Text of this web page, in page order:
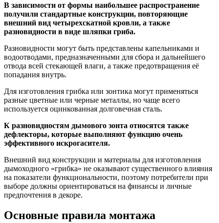
В зависимости от формы наибольшее распространение
получили стандартные конструкции, повторяющие
внешний вид четырехскатной кровли, а также
разновидности в виде шляпки гриба.
Разновидности могут быть представлены капельниками и
водоотводами, предназначенными для сбора и дальнейшего
отвода всей стекающей влаги, а также предотвращения её
попадания внутрь.
Для изготовления грибка или зонтика могут применяться
разные цветные или черные металлы, но чаще всего
используется оцинкованная долговечная сталь.
К разновидностям дымового зонта относятся также
дефлекторы, которые выполняют функцию очень
эффективного искрогасителя.
Внешний вид конструкции и материалы для изготовления
дымоходного «грибка» не оказывают существенного влияния
на показатели функциональности, поэтому потребители при
выборе должны ориентироваться на финансы и личные
предпочтения в декоре.
Основные правила монтажа